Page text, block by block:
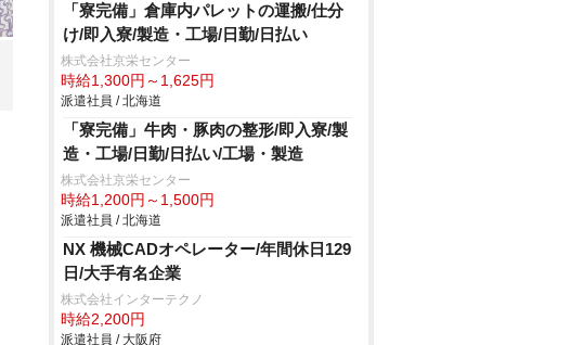
「寮完備」倉庫内パレットの運搬/仕分
け/即入寮/製造・工場/日勤/日払い
株式会社京栄センター
時給1,300円～1,625円
派遣社員 / 北海道
「寮完備」牛肉・豚肉の整形/即入寮/製
造・工場/日勤/日払い/工場・製造
株式会社京栄センター
時給1,200円～1,500円
派遣社員 / 北海道
NX 機械CADオペレーター/年間休日129
日/大手有名企業
株式会社インターテクノ
時給2,200円
派遣社員 / 大阪府